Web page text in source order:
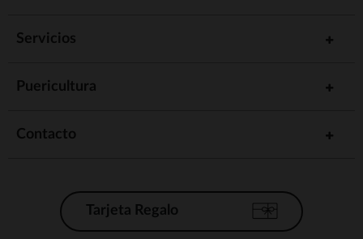
Servicios
Puericultura
Contacto
Tarjeta Regalo